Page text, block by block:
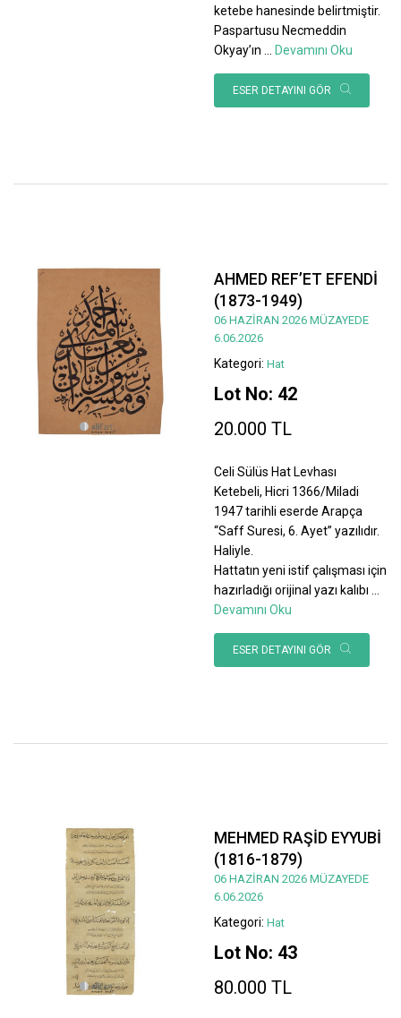
ketebe hanesinde belirtmiştir.
Paspartusu Necmeddin
Okyay’ın
Devamını Oku
ESER DETAYINI GÖR
AHMED REF’ET EFENDİ
(1873-1949)
06 HAZİRAN 2026 MÜZAYEDE
6.06.2026
Kategori: Hat
Lot No: 42
20.000 TL
Celi Sülüs Hat Levhası
Ketebeli, Hicri 1366/Miladi
1947 tarihli eserde Arapça
“Saff Suresi, 6. Ayet” yazılıdır.
Haliyle.
Hattatın yeni istif çalışması için
hazırladığı orijinal yazı kalıbı
Devamını Oku
ESER DETAYINI GÖR
MEHMED RAŞİD EYYUBİ
(1816-1879)
06 HAZİRAN 2026 MÜZAYEDE
6.06.2026
Kategori: Hat
Lot No: 43
80.000 TL